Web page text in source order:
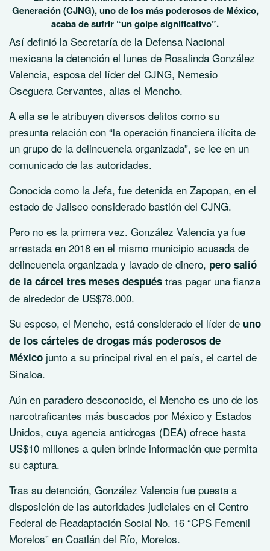
Generación (CJNG), uno de los más poderosos de México,
acaba de sufrir “un golpe significativo”.
Así definió la Secretaría de la Defensa Nacional
mexicana la detención el lunes de Rosalinda González
Valencia, esposa del líder del CJNG, Nemesio
Oseguera Cervantes, alias el Mencho.
A ella se le atribuyen diversos delitos como su
presunta relación con “la operación financiera ilícita de
un grupo de la delincuencia organizada”, se lee en un
comunicado de las autoridades.
Conocida como la Jefa, fue detenida en Zapopan, en el
estado de Jalisco considerado bastión del CJNG.
Pero no es la primera vez. González Valencia ya fue
arrestada en 2018 en el mismo municipio acusada de
delincuencia organizada y lavado de dinero, pero salió
de la cárcel tres meses después tras pagar una fianza
de alrededor de US$78.000.
Su esposo, el Mencho, está considerado el líder de uno
de los cárteles de drogas más poderosos de
México junto a su principal rival en el país, el cartel de
Sinaloa.
Aún en paradero desconocido, el Mencho es uno de los
narcotraficantes más buscados por México y Estados
Unidos, cuya agencia antidrogas (DEA) ofrece hasta
US$10 millones a quien brinde información que permita
su captura.
Tras su detención, González Valencia fue puesta a
disposición de las autoridades judiciales en el Centro
Federal de Readaptación Social No. 16 “CPS Femenil
Morelos” en Coatlán del Río, Morelos.